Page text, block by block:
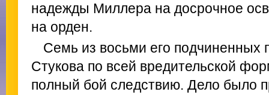
надежды Миллера на досрочное
на орден.
Семь из восьми его подчиненных
Стукова по всей вредительской
полный бой следствию. Дело было